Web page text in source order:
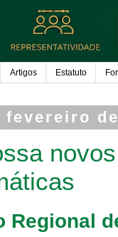
Artigos Estatuto
de